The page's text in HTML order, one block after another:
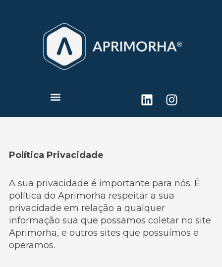
Menu Linkedin
Política Privacidade
A sua privacidade é importante para nós. É
política do Aprimorha respeitar a sua
privacidade em relação a qualquer
informação sua que possamos coletar no site
Aprimorha, e outros sites que possuímos e
operamos.